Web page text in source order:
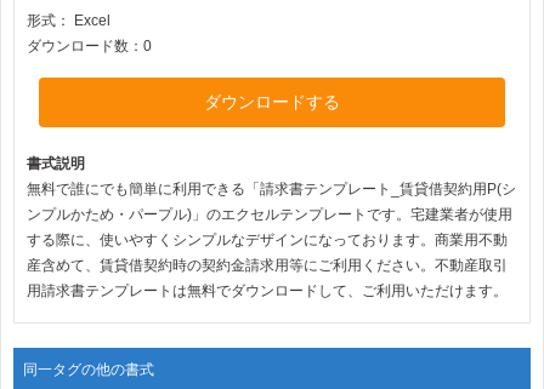
形式：
Excel
ダウンロード数：0
ダウンロードする
書式説明
無料で誰にでも簡単に利用できる「請求書テンプレート_賃貸借契約用P(シ
ンプルかため・パープル)」のエクセルテンプレートです。宅建業者が使用
する際に、使いやすくシンプルなデザインになっております。商業用不動
産含めて、賃貸借契約時の契約金請求用等にご利用ください。不動産取引
用請求書テンプレートは無料でダウンロードして、ご利用いただけます。
同一タグの他の書式